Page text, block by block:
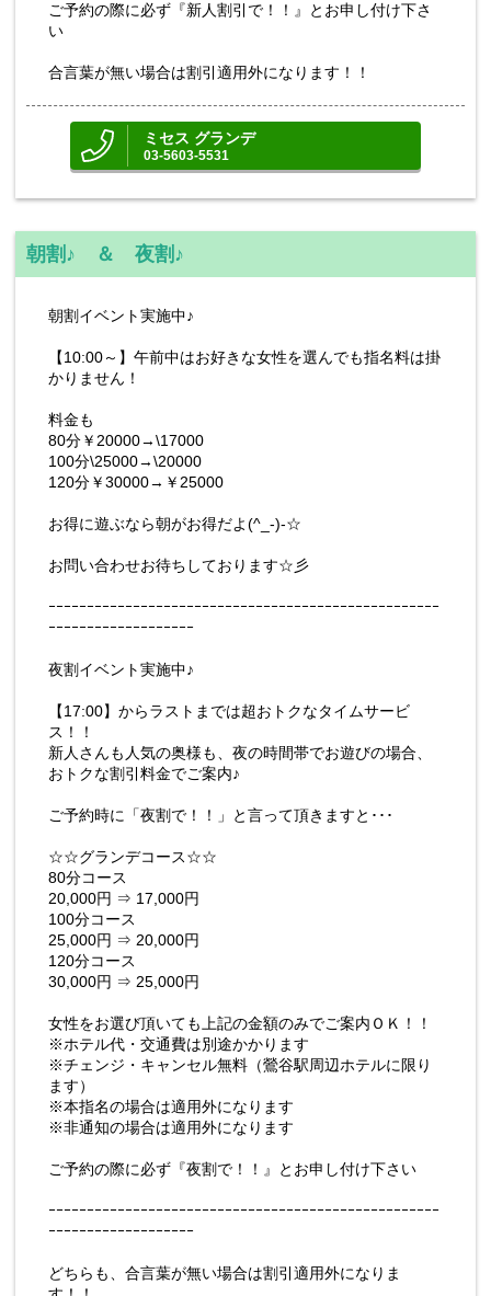
ご予約の際に必ず『新人割引で！！』とお申し付け下さ
い
合言葉が無い場合は割引適用外になります！！
ミセス グランデ
03-5603-5531
朝割♪ ＆ 夜割♪
朝割イベント実施中♪
【10:00～】午前中はお好きな女性を選んでも指名料は掛
かりません！
料金も
80分￥20000→\17000
100分\25000→\20000
120分￥30000→￥25000
お得に遊ぶなら朝がお得だよ(^_-)-☆
お問い合わせお待ちしております☆彡
ｰｰｰｰｰｰｰｰｰｰｰｰｰｰｰｰｰｰｰｰｰｰｰｰｰｰｰｰｰｰｰｰｰｰｰｰｰｰｰｰｰｰｰｰｰｰｰｰｰｰｰ
ｰｰｰｰｰｰｰｰｰｰｰｰｰｰｰｰｰｰｰ
夜割イベント実施中♪
【17:00】からラストまでは超おトクなタイムサービ
ス！！
新人さんも人気の奥様も、夜の時間帯でお遊びの場合、
おトクな割引料金でご案内♪
ご予約時に「夜割で！！」と言って頂きますと･･･
☆☆グランデコース☆☆
80分コース
20,000円 ⇒ 17,000円
100分コース
25,000円 ⇒ 20,000円
120分コース
30,000円 ⇒ 25,000円
女性をお選び頂いても上記の金額のみでご案内ＯＫ！！
※ホテル代・交通費は別途かかります
※チェンジ・キャンセル無料（鶯谷駅周辺ホテルに限り
ます）
※本指名の場合は適用外になります
※非通知の場合は適用外になります
ご予約の際に必ず『夜割で！！』とお申し付け下さい
ｰｰｰｰｰｰｰｰｰｰｰｰｰｰｰｰｰｰｰｰｰｰｰｰｰｰｰｰｰｰｰｰｰｰｰｰｰｰｰｰｰｰｰｰｰｰｰｰｰｰｰ
ｰｰｰｰｰｰｰｰｰｰｰｰｰｰｰｰｰｰｰ
どちらも、合言葉が無い場合は割引適用外になりま